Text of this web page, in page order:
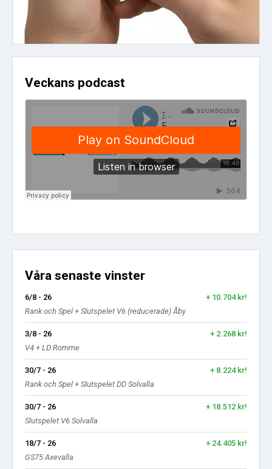
Veckans podcast
Våra senaste vinster
6/8 - 26
+ 10.704 kr!
Rank och Spel + Slutspelet V6 (reducerade) Åby
3/8 - 26
+ 2.268 kr!
V4 + LD Romme
30/7 - 26
+ 8.224 kr!
Rank och Spel + Slutspelet DD Solvalla
30/7 - 26
+ 18.512 kr!
Slutspelet V6 Solvalla
18/7 - 26
+ 24.405 kr!
GS75 Axevalla